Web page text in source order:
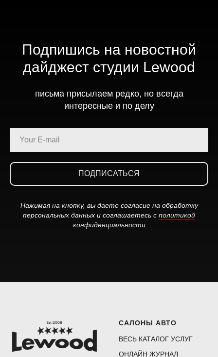
Подпишись на новостной
дайджест студии Lewood
письма присылаем редко, но всегда
интересные и по делу
ПОДПИСАТЬСЯ
Нажимая на кнопку, вы даете согласие на обработку
персональных данных и соглашаетесь c политикой
конфиденциальности
САЛОНЫ АВТО
ВЕСЬ КАТАЛОГ УСЛУГ
ОНЛАЙН ЖУРНАЛ